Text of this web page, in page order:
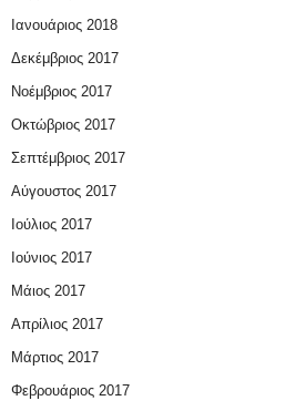
Ιανουάριος 2018
Δεκέμβριος 2017
Νοέμβριος 2017
Οκτώβριος 2017
Σεπτέμβριος 2017
Αύγουστος 2017
Ιούλιος 2017
Ιούνιος 2017
Μάιος 2017
Απρίλιος 2017
Μάρτιος 2017
Φεβρουάριος 2017